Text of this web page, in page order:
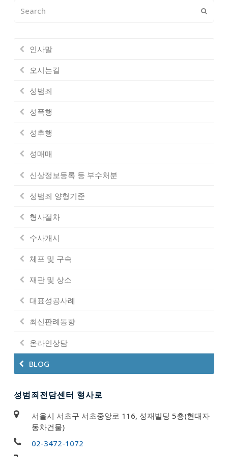
인사말
오시는길
성범죄
성폭행
성추행
성매매
신상정보등록 등 부수처분
성범죄 양형기준
형사절차
수사개시
체포 및 구속
재판 및 상소
대표성공사례
최신판례동향
온라인상담
BLOG
성범죄전담센터 형사로
서울시 서초구 서초중앙로 116, 성재빌딩 5층(현대자
동차건물)
02-3472-1072